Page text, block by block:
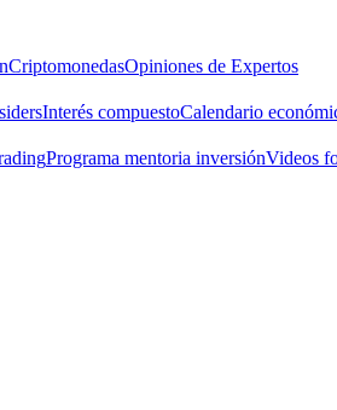
CriptomonedasOpiniones de Expertos
Interés compuestoCalendario
Programa mentoria inversiónVideos